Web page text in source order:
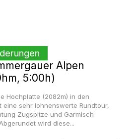
Alpen
5:00h)
Hochplatte (2082m) in den
eine sehr lohnenswerte Rundtour,
Zugspitze und Garmisch
wird diese...